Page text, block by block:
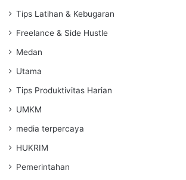
Tips Latihan & Kebugaran
Freelance & Side Hustle
Medan
Utama
Tips Produktivitas Harian
UMKM
media terpercaya
HUKRIM
Pemerintahan